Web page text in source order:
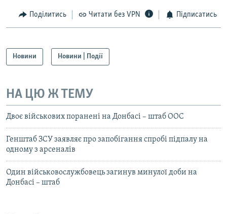
Поділитись Читати без VPN Підписатись
Новини Новини | Події
НА ЦЮ Ж ТЕМУ
Двоє військових поранені на Донбасі – штаб ООС
Генштаб ЗСУ заявляє про запобігання спробі підпалу на
одному з арсеналів
Один військовослужбовець загинув минулої доби на
Донбасі – штаб